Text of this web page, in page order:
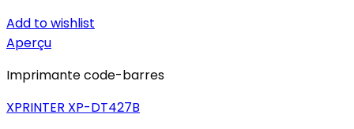
Add to wishlist
Aperçu
Imprimante code-barres
XPRINTER XP-DT427B